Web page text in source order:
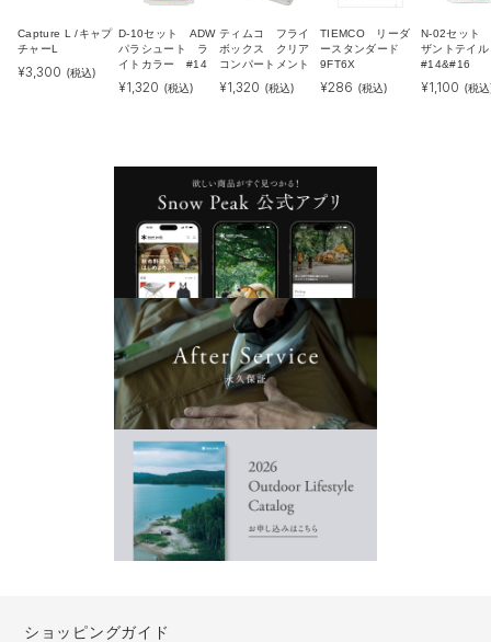
Capture L /キャプ
チャーL
¥3,300 (税込)
D-10セット ADW
パラシュート ラ
イトカラー #14
¥1,320 (税込)
ティムコ フライ
ボックス クリア
コンパートメント
¥1,320 (税込)
TIEMCO リーダ
ースタンダード
9FT6X
¥286 (税込)
N-02セット
ザントテイ
#14&#16
¥1,100 (税
ショッピングガイド